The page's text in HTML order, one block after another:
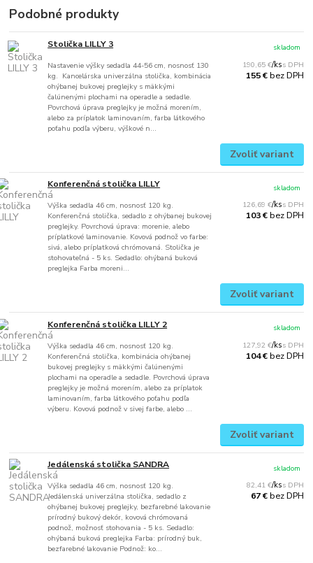
Podobné produkty
Stolička LILLY 3
Nastavenie výšky sedadla 44-56 cm, nosnosť 130
kg. Kancelárska univerzálna stolička, kombinácia
ohýbanej bukovej preglejky s mäkkými
čalúnenými plochami na operadle a sedadle.
Povrchová úprava preglejky je možná morením,
alebo za príplatok laminovaním, farba látkového
poťahu podľa výberu, výškové n...
190,65 €/ks
155 €bez DPH
skladom
Zvoliť variant
Konferenčná stolička LILLY
Výška sedadla 46 cm, nosnosť 120 kg.
Konferenčná stolička, sedadlo z ohýbanej bukovej
preglejky. Povrchová úprava: morenie, alebo
príplatkové laminovanie. Kovová podnož vo farbe:
sivá, alebo príplatková chrómovaná. Stolička je
stohovateľná - 5 ks. Sedadlo: ohýbaná buková
preglejka Farba moreni...
126,69 €/ks
103 €bez DPH
skladom
Zvoliť variant
Konferenčná stolička LILLY 2
Výška sedadla 46 cm, nosnosť 120 kg.
Konferenčná stolička, kombinácia ohýbanej
bukovej preglejky s mäkkými čalúnenými
plochami na operadle a sedadle. Povrchová úprava
preglejky je možná morením, alebo za príplatok
laminovaním, farba látkového poťahu podľa
výberu. Kovová podnož v sivej farbe, alebo ...
127,92 €/ks
104 €bez DPH
skladom
Zvoliť variant
Jedálenská stolička SANDRA
Výška sedadla 46 cm, nosnosť 120 kg.
Jedálenská univerzálna stolička, sedadlo z
ohýbanej bukovej preglejky, bezfarebné lakovanie
prírodný bukový dekór, kovová chrómovaná
podnož, možnosť stohovania - 5 ks. Sedadlo:
ohýbaná buková preglejka Farba: prírodný buk,
bezfarebné lakovanie Podnož: ko...
82,41 €/ks
67 €bez DPH
skladom